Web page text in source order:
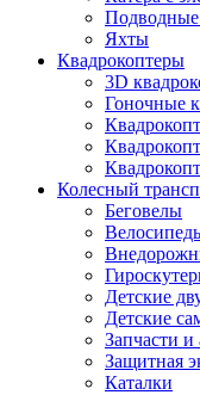
Подводные
Яхты
Квадрокоптеры
3D
Гоночные
Колесный
Беговелы
Детские
Детские
Запчасти и
Защитная
Каталки